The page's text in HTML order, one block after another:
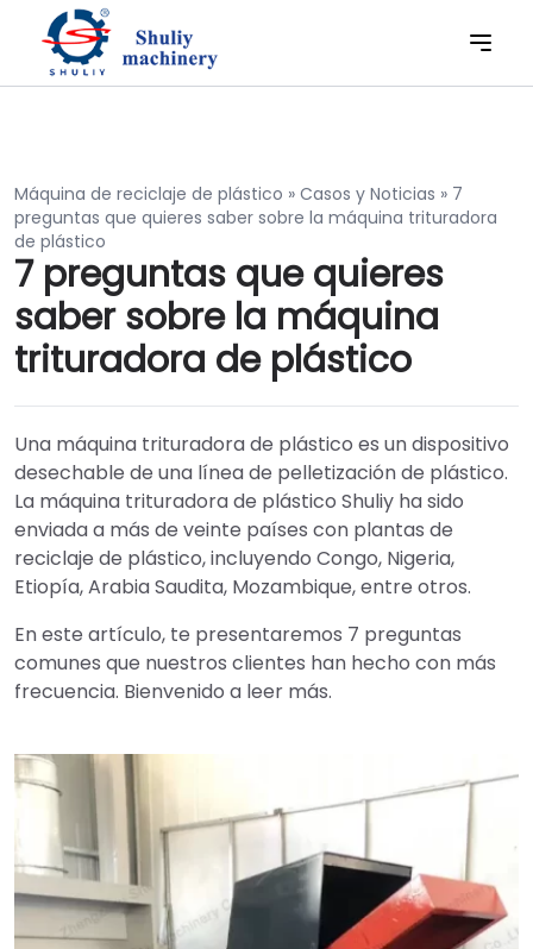
Máquina de reciclaje de plástico » Casos y Noticias » 7
preguntas que quieres saber sobre la máquina trituradora
de plástico
7 preguntas que quieres
saber sobre la máquina
trituradora de plástico
Una máquina trituradora de plástico es un dispositivo
desechable de una línea de pelletización de plástico.
La máquina trituradora de plástico Shuliy ha sido
enviada a más de veinte países con plantas de
reciclaje de plástico, incluyendo Congo, Nigeria,
Etiopía, Arabia Saudita, Mozambique, entre otros.
En este artículo, te presentaremos 7 preguntas
comunes que nuestros clientes han hecho con más
frecuencia. Bienvenido a leer más.